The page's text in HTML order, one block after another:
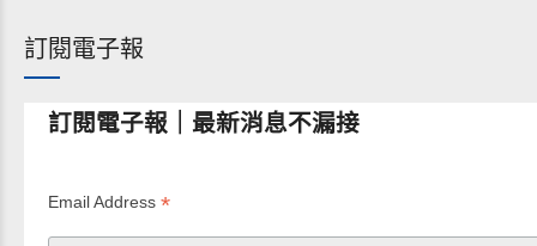
訂閱電子報
訂閱電子報｜最新消息不漏接
Email Address *